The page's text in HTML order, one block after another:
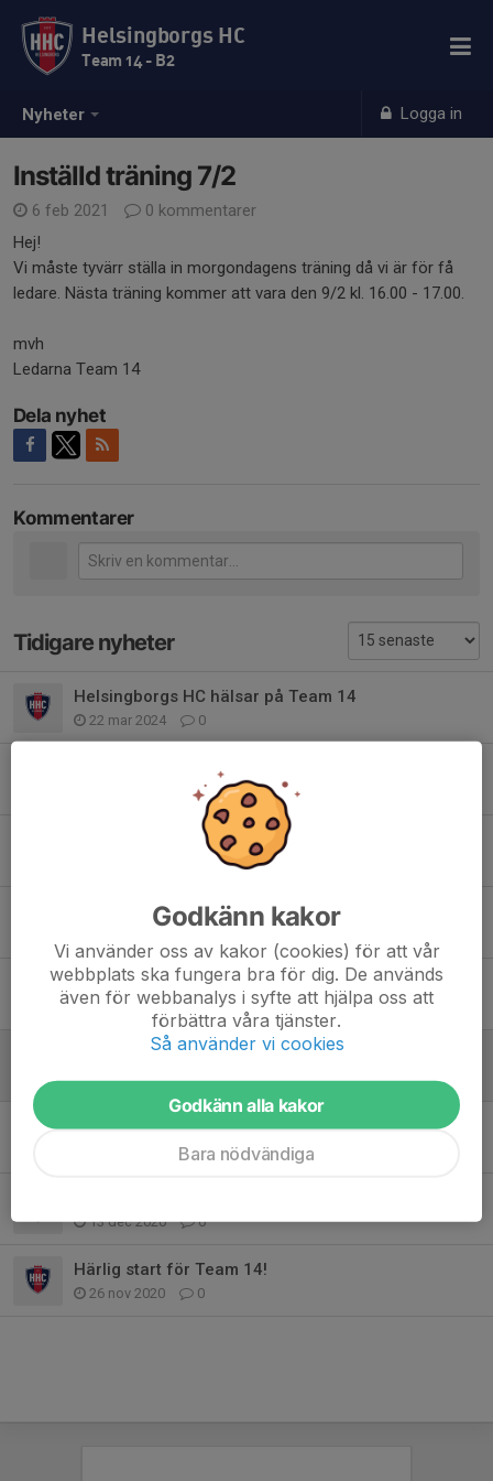
Nyheter Logga in
Helsingborgs HC
Team 14 - B2
Inställd träning 7/2
6 feb 2021
0 kommentarer
Hej!
Vi måste tyvärr ställa in morgondagens träning då vi är för få
ledare. Nästa träning kommer att vara den 9/2 kl. 16.00 - 17.00.
mvh
Ledarna Team 14
Dela nyhet
Kommentarer
Tidigare nyheter
Helsingborgs HC hälsar på Team 14
22 mar 2024 0
Bilder från träningen (20/3-24)
0
Ingen träning påskdagen 4 april
Information Team 14
T14 - Information!
18 feb 2021 0
Inställd träning 7/2
6 feb 2021 0
Återstart T14!
6
13 dec 2020 0
Härlig start för Team 14!
26 nov 2020 0
Godkänn kakor
Vi använder oss av kakor (cookies) för att vår
webbplats ska fungera bra för dig. De används
även för webbanalys i syfte att hjälpa oss att
förbättra våra tjänster.
Så använder vi cookies
Godkänn alla kakor
Bara nödvändiga